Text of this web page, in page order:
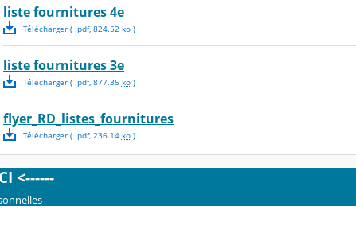
liste fournitures 4e
Télécharger( .pdf, 824.52 ko)
liste fournitures 3e
Télécharger( .pdf, 877.35 ko)
flyer_RD_listes_fournitures
Télécharger( .pdf, 236.14 ko)
<------